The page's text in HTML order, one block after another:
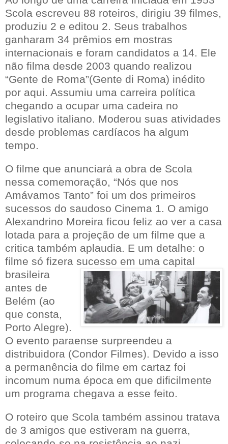
Scola escreveu 88 roteiros, dirigiu 39 filmes,
produziu 2 e editou 2. Seus trabalhos
ganharam 34 prêmios em mostras
internacionais e foram candidatos a 14. Ele
não filma desde 2003 quando realizou
“Gente de Roma”(Gente di Roma) inédito
por aqui. Assumiu uma carreira política
chegando a ocupar uma cadeira no
legislativo italiano. Moderou suas atividades
desde problemas cardíacos ha algum
tempo.
O filme que anunciará a obra de Scola
nessa comemoração, “Nós que nos
Amávamos Tanto” foi um dos primeiros
sucessos do saudoso Cinema 1. O amigo
Alexandrino Moreira ficou feliz ao ver a casa
lotada para a projeção de um filme que a
critica também aplaudia. E um detalhe: o
filme só fizera sucesso em uma capital
brasileira
antes de
Belém (ao
que consta,
Porto Alegre).
O evento paraense surpreendeu a
distribuidora (Condor Filmes). Devido a isso
a permanência do filme em cartaz foi
incomum numa época em que dificilmente
um programa chegava a esse feito.
O roteiro que Scola também assinou tratava
de 3 amigos que estiveram na guerra,